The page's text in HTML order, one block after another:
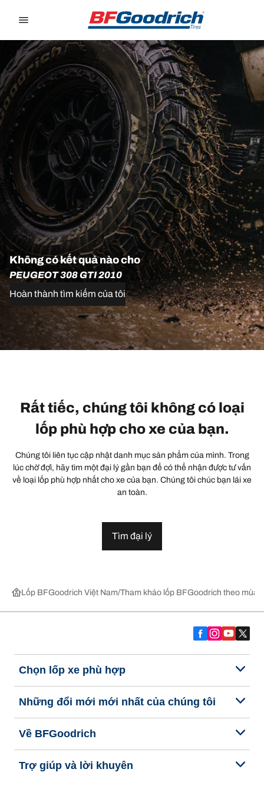
Không có kết quả nào cho
PEUGEOT 308 GTI 2010
Hoàn thành tìm kiếm của tôi
Rất tiếc, chúng tôi không có loại
lốp phù hợp cho xe của bạn.
Chúng tôi liên tục cập nhật danh mục sản phẩm của mình. Trong
lúc chờ đợi, hãy tìm một đại lý gần bạn để có thể nhận được tư vấn
về loại lốp phù hợp nhất cho xe của bạn. Chúng tôi chúc bạn lái xe
an toàn.
Tìm đại lý
Lốp BFGoodrich Việt Nam Tham khảo lốp BFGoodrich theo
Chọn lốp xe phù hợp
Những đổi mới mới nhất của chúng tôi
Về BFGoodrich
Trợ giúp và lời khuyên